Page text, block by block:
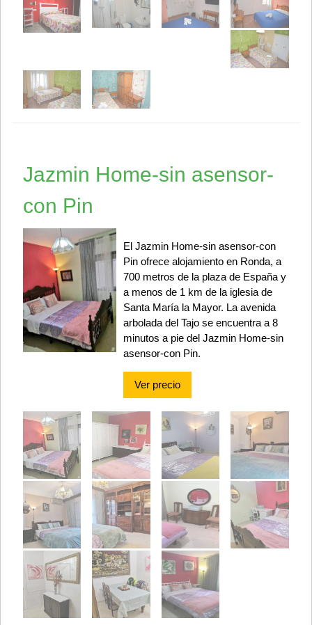
Jazmin Home-sin asensor-
con Pin
El Jazmin Home-sin asensor-con
Pin ofrece alojamiento en Ronda, a
700 metros de la plaza de España y
a menos de 1 km de la iglesia de
Santa María la Mayor. La avenida
arbolada del Tajo se encuentra a 8
minutos a pie del Jazmin Home-sin
asensor-con Pin.
Ver precio